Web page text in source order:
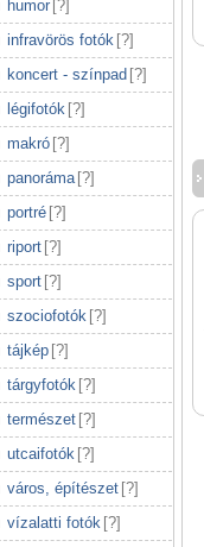
humor [?]
infravörös fotók [?]
koncert - színpad [?]
légifotók [?]
makró [?]
panoráma [?]
portré [?]
riport [?]
sport [?]
szociofotók [?]
tájkép [?]
tárgyfotók [?]
természet [?]
utcaifotók [?]
város, építészet [?]
vízalatti fotók [?]